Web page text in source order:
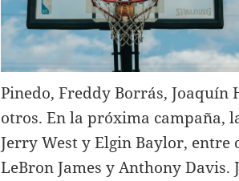
Pinedo, Freddy Borrás,
otros. En la próxima campaña,
Jerry West y Elgin Baylor,
LeBron James y Anthony Davis.